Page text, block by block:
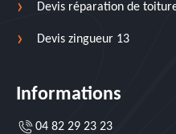
Devis réparation de
Devis zingueur 13
Informations
04 82 29 23 23